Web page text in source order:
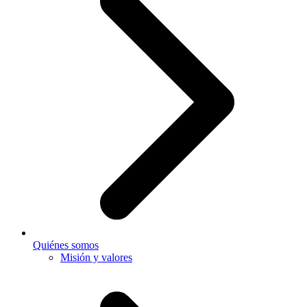
Quiénes somos
Misión y valores